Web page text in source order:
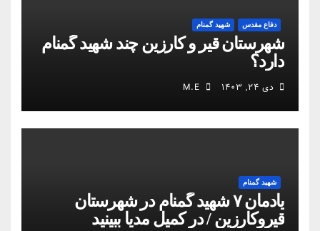
دفاع مقدس شهید گمنام
شهرستان قیر و کارزین چند شهید گمنام
دارد؟
دی ۲۴, ۱۴۰۳
شهید گمنام
یادمان ۷ شهید گمنام در شهرستان
قیروکارزین / در کمیل مدیا ببینید